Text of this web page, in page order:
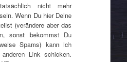
nicht mehr
Wenn Du hier Deine
(verändere aber das
sonst bekommst Du
Spams) kann ich
Link schicken.